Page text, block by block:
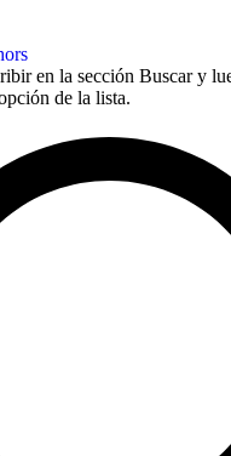
en la sección Buscar y
de la lista.